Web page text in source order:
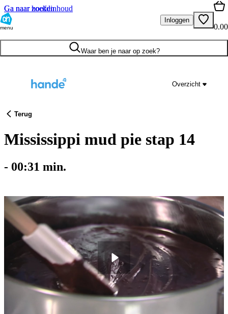
Ga naar hoofdinhoud
Ga naar zoeken
menu
Inloggen
0.00
Waar ben je naar op zoek?
Overzicht
Terug
Mississippi mud pie stap 14
- 00:31 min.